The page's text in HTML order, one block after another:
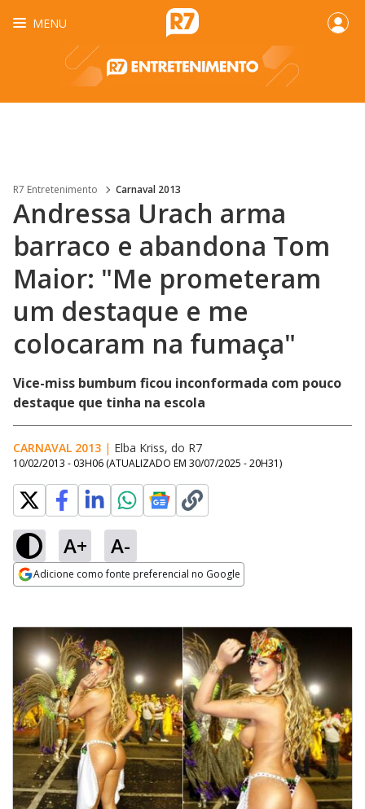
MENU
R7 Entretenimento Carnaval 2013
Andressa Urach arma
barraco e abandona Tom
Maior: "Me prometeram
um destaque e me
colocaram na fumaça"
Vice-miss bumbum ficou inconformada com pouco
destaque que tinha na escola
CARNAVAL 2013 | Elba Kriss, do R7
10/02/2013 - 03H06 (ATUALIZADO EM 30/07/2025 - 20H31)
A+ A-
Adicione como fonte preferencial no Google